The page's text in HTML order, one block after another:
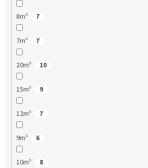
8m³ 7
7m³ 7
20m³ 10
15m³ 9
12m³ 7
9m³ 6
10m³ 8